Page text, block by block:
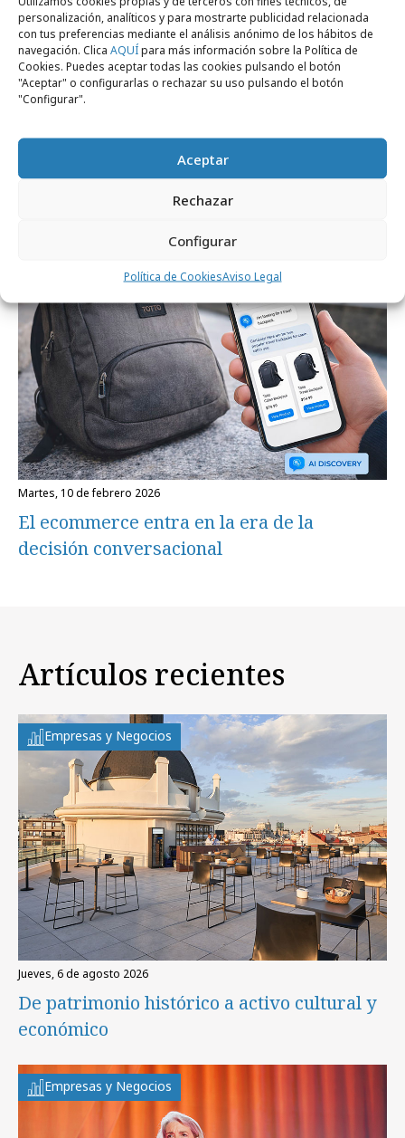
personalización, analíticos y para mostrarte publicidad relacionada
con tus preferencias mediante el análisis anónimo de los hábitos de
navegación. Clica AQUÍpara más información sobre la Política de
Cookies. Puedes aceptar todas las cookies pulsando el botón
"Aceptar" o configurarlas o rechazar su uso pulsando el botón
"Configurar".
Aceptar
Rechazar
Configurar
Política de CookiesAviso Legal
domingo, 15 de marzo 2026
Trampas más habituales del ecommerce y
martes, 10 de febrero 2026
El ecommerce entra en la era de la
decisión conversacional
Artículos recientes
Empresas y Negocios
jueves, 6 de agosto 2026
De patrimonio histórico a activo cultural y
económico
Empresas y Negocios